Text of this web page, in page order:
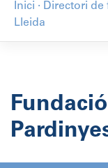
Inici · Directori
Lleida